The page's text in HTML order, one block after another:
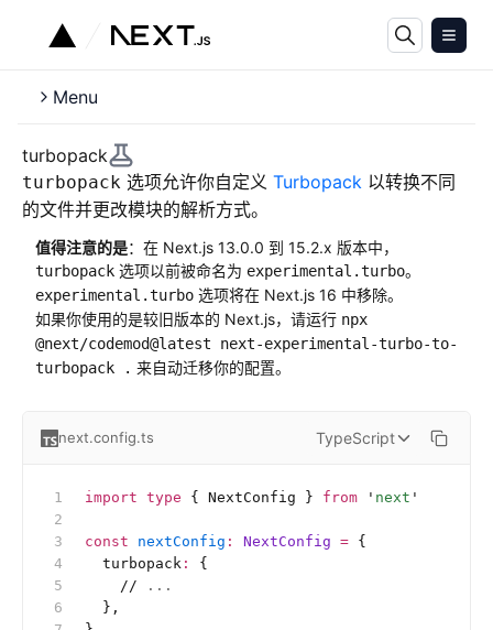
Menu
turbopack
turbopack 选项允许你自定义 Turbopack 以转换不同
的文件并更改模块的解析方式。
值得注意的是：在 Next.js 13.0.0 到 15.2.x 版本中，
turbopack 选项以前被命名为 experimental.turbo。
experimental.turbo 选项将在 Next.js 16 中移除。
如果你使用的是较旧版本的 Next.js，请运行 npx
@next/codemod@latest next-experimental-turbo-to-
turbopack . 来自动迁移你的配置。
next.config.ts TypeScript
import type { NextConfig } from ' next '
const nextConfig : NextConfig = {
  turbopack
:
{
    //
...
  },